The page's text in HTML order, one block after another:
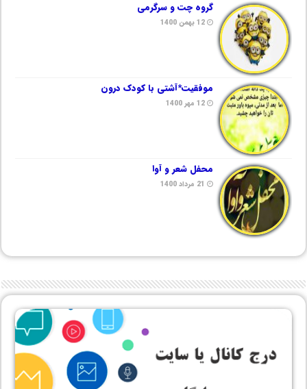
گروه چت و سرگرمی
12 بهمن 1400
موفقیت*آشتی با کودک درون
12 مهر 1400
محفل شعر و آوا
21 مرداد 1400